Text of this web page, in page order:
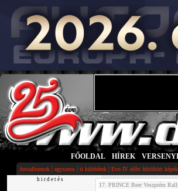
FŐOLDAL HÍREK
fotoalbumok | egysoros | ti küldtétek | Evo IV előtt feltöltött képek
h i r d e t é s
17. PRINCE Beer Veszprém